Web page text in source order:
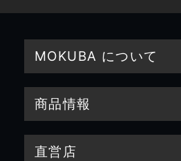
MOKUBA について
商品情報
直営店